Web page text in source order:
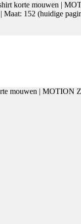
korte mouwen |
Maat: 152 (huidige